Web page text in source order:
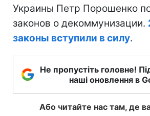
Украины Петр Порошенко
законов о декоммунизации.
законы вступили в силу.
Не пропустіть головне!
наші оновлення в
Або читайте нас там, де